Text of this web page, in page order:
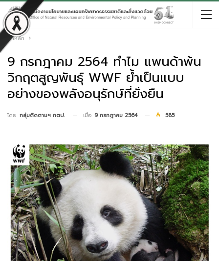
หน้าหลัก
9 กรกฎาคม 2564 ทำไม แพนด้าพ้น
วิกฤตสูญพันธุ์ WWF ย้ำเป็นแบบ
อย่างของพลังอนุรักษ์ที่ยั่งยืน
โดย กลุ่มติดตามฯ กตป. เมื่อ 9 กรกฎาคม 2564 585